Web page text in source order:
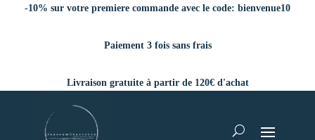
-10% sur votre premiere commande avec le code: bienvenue10
Paiement 3 fois sans frais
Livraison gratuite à partir de 120€ d'achat